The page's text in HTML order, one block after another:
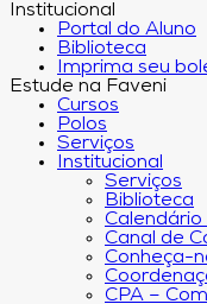
Institucional
Portal do Aluno
Biblioteca
Imprima seu
Estude na Faveni
Cursos
Polos
Serviços
Institucional
Serviços
Biblioteca
Calendário
Canal de
Conheça-
CPA –